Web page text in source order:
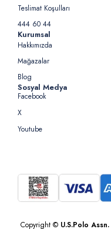
Teslimat Koşulları
444 60 44
Kurumsal
Hakkımızda
Mağazalar
Blog
Sosyal Medya
Facebook
X
Youtube
Copyright © U.S.Polo Assn.